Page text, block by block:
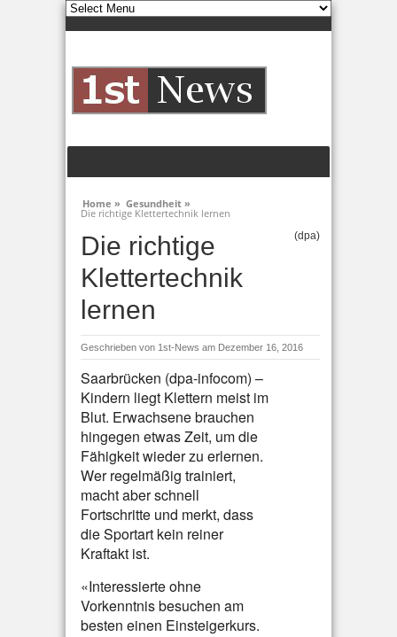
Home » Gesundheit »
Die richtige Klettertechnik lernen
Die richtige
Klettertechnik
lernen
(dpa)
Geschrieben von 1st-News am Dezember 16, 2016
Saarbrücken (dpa-infocom) –
Kindern liegt Klettern meist im
Blut. Erwachsene brauchen
hingegen etwas Zeit, um die
Fähigkeit wieder zu erlernen.
Wer regelmäßig trainiert,
macht aber schnell
Fortschritte und merkt, dass
die Sportart kein reiner
Kraftakt ist.
«Interessierte ohne
Vorkenntnis besuchen am
besten einen Einsteigerkurs.